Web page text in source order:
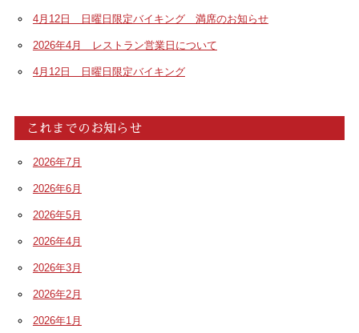
4月12日 日曜日限定バイキング 満席のお知らせ
2026年4月 レストラン営業日について
4月12日 日曜日限定バイキング
これまでのお知らせ
2026年7月
2026年6月
2026年5月
2026年4月
2026年3月
2026年2月
2026年1月